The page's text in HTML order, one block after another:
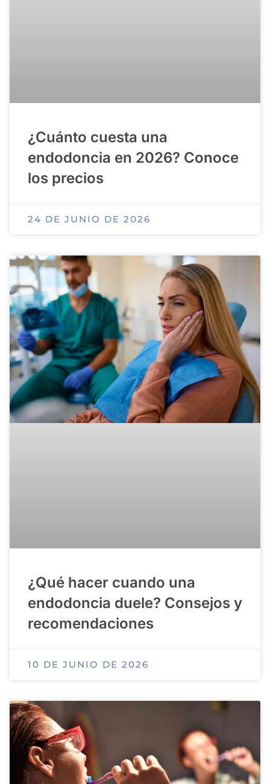
¿Cuánto cuesta una
endodoncia en 2026? Conoce
los precios
24 DE JUNIO DE 2026
¿Qué hacer cuando una
endodoncia duele? Consejos y
recomendaciones
10 DE JUNIO DE 2026